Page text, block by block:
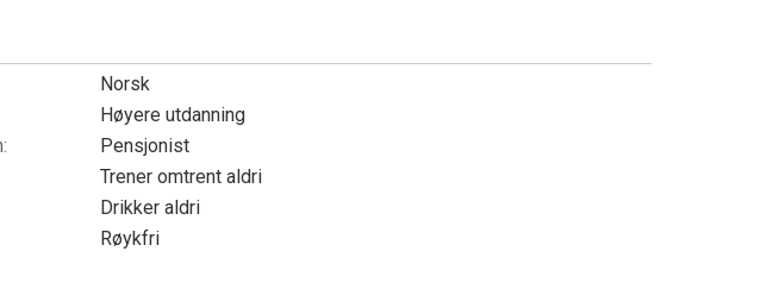
Norsk
Høyere utdanning
Pensjonist
Trener omtrent aldri
Drikker aldri
Røykfri